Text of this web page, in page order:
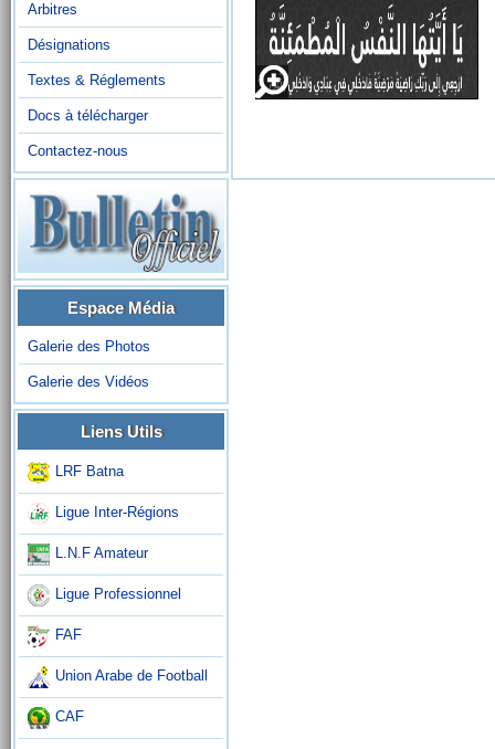
Arbitres
Désignations
Textes & Réglements
Docs à télécharger
Contactez-nous
Espace Média
Galerie des Photos
Galerie des Vidéos
Liens Utils
LRF Batna
Ligue Inter-Régions
L.N.F Amateur
Ligue Professionnel
FAF
Union Arabe de Football
CAF